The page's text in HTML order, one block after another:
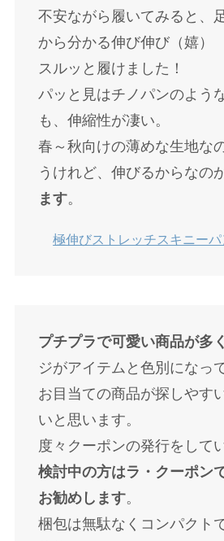
不安ながら履いてみると、
から分かる伸び伸び（嬉）
スルッと履けました！
パッと見はチノパンのよう
も、伸縮性が凄い。
春～秋向けの薄めな生地な
うけれど、伸びるからなの
ます。
極伸びストレッチスキニーパ
プチプラで可愛い商品が多く
ジがアイテムと色別になっ
お目当ての商品が探しやす
いと思います。
度々クーポンの発行をして
検討中の方はラ・クーポン
お勧めします。
梱包は無駄なくコンパクト